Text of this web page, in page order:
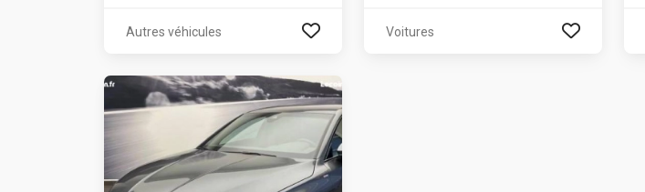
Autres véhicules Voitures